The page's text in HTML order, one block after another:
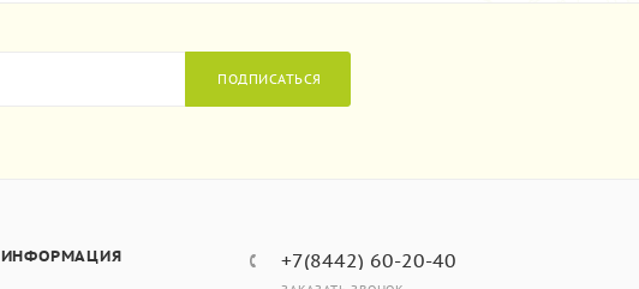
ПОДПИСАТЬСЯ
ИНФОРМАЦИЯ +7(8442) 60-20-40